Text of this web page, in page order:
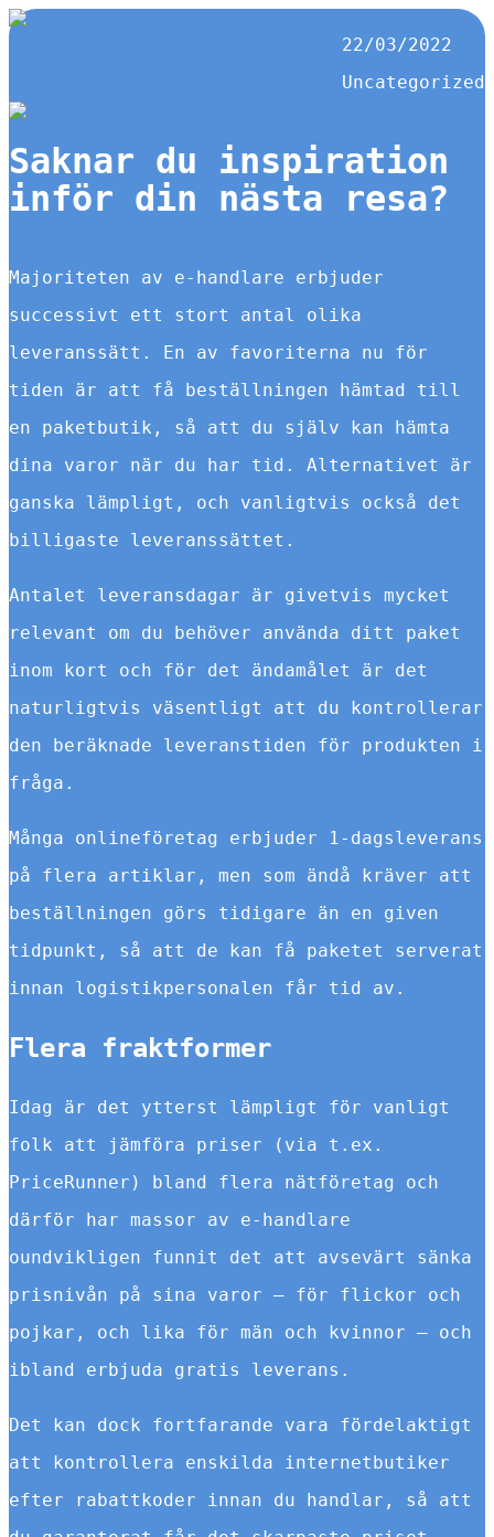
22/03/2022
Uncategorized
Saknar du inspiration
inför din nästa resa?
Majoriteten av e-handlare erbjuder
successivt ett stort antal olika
leveranssätt. En av favoriterna nu för
tiden är att få beställningen hämtad till
en paketbutik, så att du själv kan hämta
dina varor när du har tid. Alternativet är
ganska lämpligt, och vanligtvis också det
billigaste leveranssättet.
Antalet leveransdagar är givetvis mycket
relevant om du behöver använda ditt paket
inom kort och för det ändamålet är det
naturligtvis väsentligt att du kontrollerar
den beräknade leveranstiden för produkten i
fråga.
Många onlineföretag erbjuder 1-dagsleverans
på flera artiklar, men som ändå kräver att
beställningen görs tidigare än en given
tidpunkt, så att de kan få paketet serverat
innan logistikpersonalen får tid av.
Flera fraktformer
Idag är det ytterst lämpligt för vanligt
folk att jämföra priser (via t.ex.
PriceRunner) bland flera nätföretag och
därför har massor av e-handlare
oundvikligen funnit det att avsevärt sänka
prisnivån på sina varor – för flickor och
pojkar, och lika för män och kvinnor – och
ibland erbjuda gratis leverans.
Det kan dock fortfarande vara fördelaktigt
att kontrollera enskilda internetbutiker
efter rabattkoder innan du handlar, så att